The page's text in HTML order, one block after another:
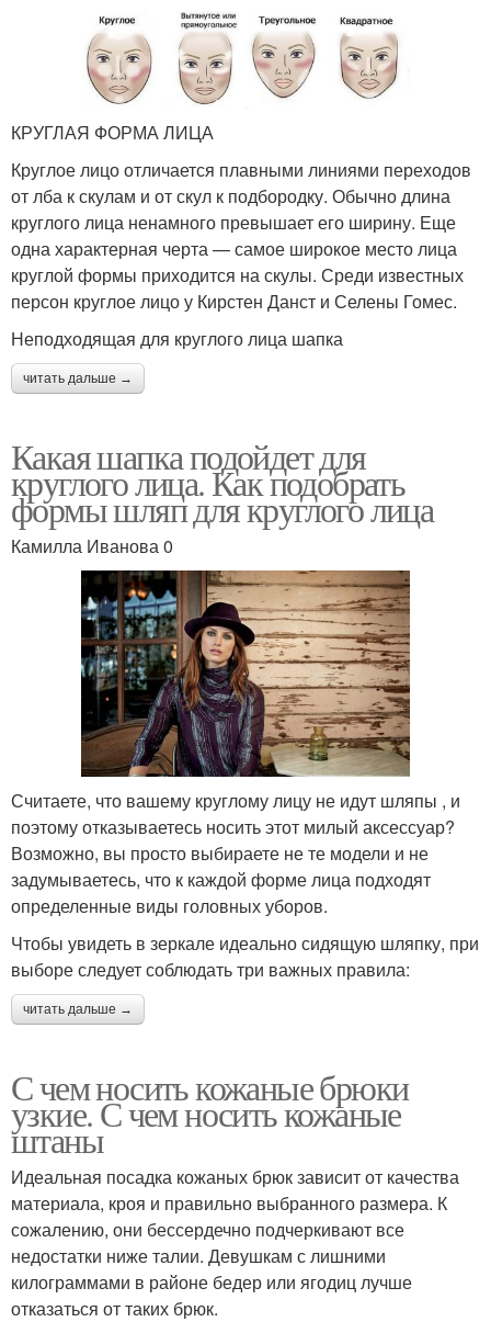
КРУГЛАЯ ФОРМА ЛИЦА
Круглое лицо отличается плавными линиями переходов
от лба к скулам и от скул к подбородку. Обычно длина
круглого лица ненамного превышает его ширину. Еще
одна характерная черта — самое широкое место лица
круглой формы приходится на скулы. Среди известных
персон круглое лицо у Кирстен Данст и Селены Гомес.
Неподходящая для круглого лица шапка
читать дальше →
Какая шапка подойдет для
круглого лица. Как подобрать
формы шляп для круглого лица
Камилла Иванова 0
Считаете, что вашему круглому лицу не идут шляпы , и
поэтому отказываетесь носить этот милый аксессуар?
Возможно, вы просто выбираете не те модели и не
задумываетесь, что к каждой форме лица подходят
определенные виды головных уборов.
Чтобы увидеть в зеркале идеально сидящую шляпку, при
выборе следует соблюдать три важных правила:
читать дальше →
С чем носить кожаные брюки
узкие. С чем носить кожаные
штаны
Идеальная посадка кожаных брюк зависит от качества
материала, кроя и правильно выбранного размера. К
сожалению, они бессердечно подчеркивают все
недостатки ниже талии. Девушкам с лишними
килограммами в районе бедер или ягодиц лучше
отказаться от таких брюк.